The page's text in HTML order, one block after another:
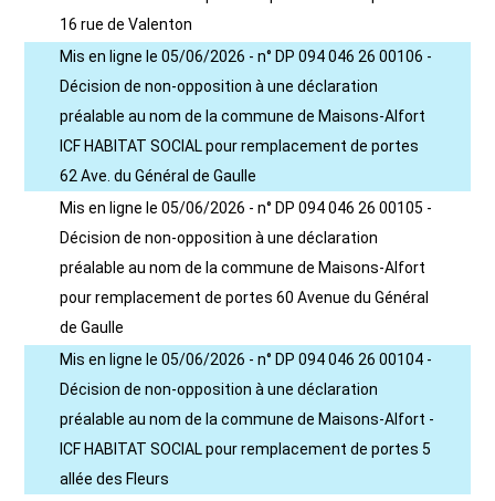
16 rue de Valenton
Mis en ligne le 05/06/2026 - n° DP 094 046 26 00106 -
Décision de non-opposition à une déclaration
préalable au nom de la commune de Maisons-Alfort
ICF HABITAT SOCIAL pour remplacement de portes
62 Ave. du Général de Gaulle
Mis en ligne le 05/06/2026 - n° DP 094 046 26 00105 -
Décision de non-opposition à une déclaration
préalable au nom de la commune de Maisons-Alfort
pour remplacement de portes 60 Avenue du Général
de Gaulle
Mis en ligne le 05/06/2026 - n° DP 094 046 26 00104 -
Décision de non-opposition à une déclaration
préalable au nom de la commune de Maisons-Alfort -
ICF HABITAT SOCIAL pour remplacement de portes 5
allée des Fleurs